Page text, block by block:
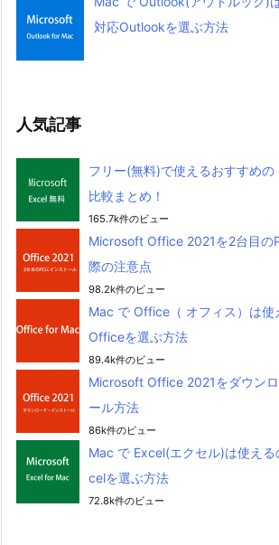
対応Outlookを選ぶ方法
人気記事
フリー(無料)で使えるおすすめの
比較まとめ！
165.7k件のビュー
Microsoft Office 2021を2台目の
際の注意点
98.2k件のビュー
Mac で Office（ オフィス）は使
Officeを選ぶ方法
89.4k件のビュー
Microsoft Office 2021をダウン
ール方法
86k件のビュー
Mac で Excel(エクセル)は使え
celを選ぶ方法
72.8k件のビュー